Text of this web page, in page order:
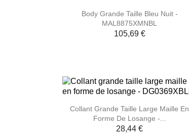
Aperçu rapide
Body Grande Taille Bleu Nuit -
MAL8875XMNBL
105,69 €
Aperçu rapide
Collant Grande Taille Large Maille En
Forme De Losange -...
28,44 €